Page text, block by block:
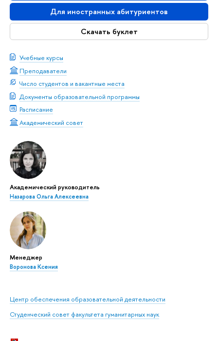
Для иностранных абитуриентов
Скачать буклет
Учебные курсы
Преподаватели
Число студентов и вакантные места
Документы образовательной программы
Расписание
Академический совет
Академический руководитель
Назарова Ольга Алексеевна
Менеджер
Воронова Ксения
Центр обеспечения образовательной деятельности
Студенческий совет факультета гуманитарных наук